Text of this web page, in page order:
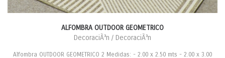
ALFOMBRA OUTDOOR GEOMETRICO
DecoraciÃ³n / DecoraciÃ³n
Alfombra OUTDOOR GEOMETRICO 2 Medidas: - 2.00 x 2.50 mts - 2.00 x 3.00